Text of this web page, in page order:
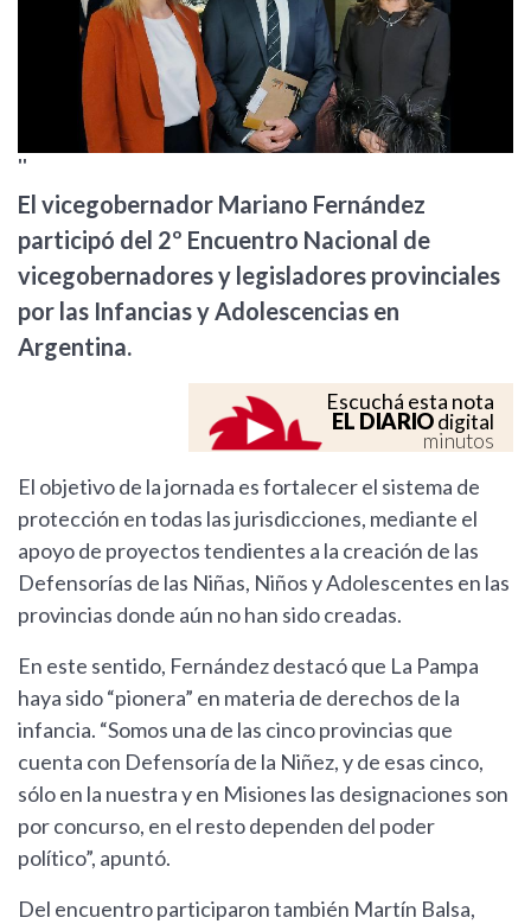
''
El vicegobernador Mariano Fernández
participó del 2º Encuentro Nacional de
vicegobernadores y legisladores provinciales
por las Infancias y Adolescencias en
Argentina.
Escuchá esta nota
EL DIARIOdigital
minutos
El objetivo de la jornada es fortalecer el sistema de
protección en todas las jurisdicciones, mediante el
apoyo de proyectos tendientes a la creación de las
Defensorías de las Niñas, Niños y Adolescentes en las
provincias donde aún no han sido creadas.
En este sentido, Fernández destacó que La Pampa
haya sido “pionera” en materia de derechos de la
infancia. “Somos una de las cinco provincias que
cuenta con Defensoría de la Niñez, y de esas cinco,
sólo en la nuestra y en Misiones las designaciones son
por concurso, en el resto dependen del poder
político”, apuntó.
Del encuentro participaron también Martín Balsa,